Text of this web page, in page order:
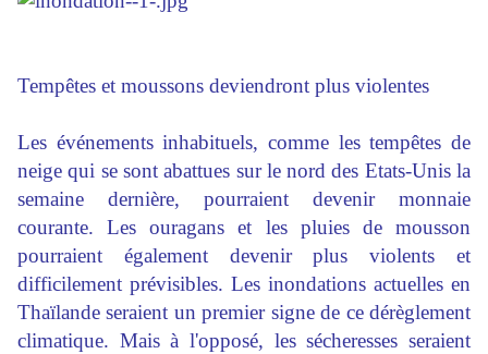
Tempêtes et moussons deviendront plus violentes
Les événements inhabituels, comme les tempêtes de
neige qui se sont abattues sur le nord des Etats-Unis la
semaine dernière, pourraient devenir monnaie
courante. Les ouragans et les pluies de mousson
pourraient également devenir plus violents et
difficilement prévisibles. Les inondations actuelles en
Thaïlande seraient un premier signe de ce dérèglement
climatique. Mais à l'opposé, les sécheresses seraient